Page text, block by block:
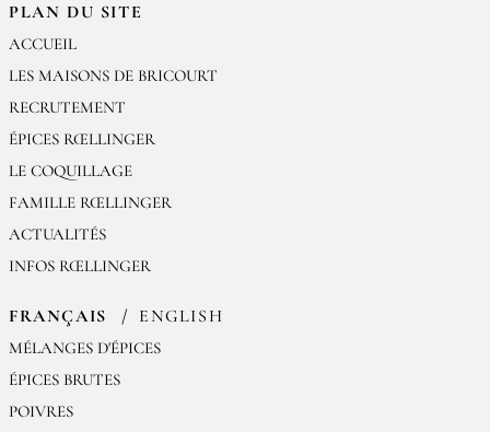
PLAN DU SITE
ACCUEIL
LES MAISONS DE BRICOURT
RECRUTEMENT
ÉPICES RŒLLINGER
LE COQUILLAGE
FAMILLE RŒLLINGER
ACTUALITÉS
INFOS RŒLLINGER
FRANÇAIS ENGLISH
MÉLANGES D'ÉPICES
ÉPICES BRUTES
POIVRES